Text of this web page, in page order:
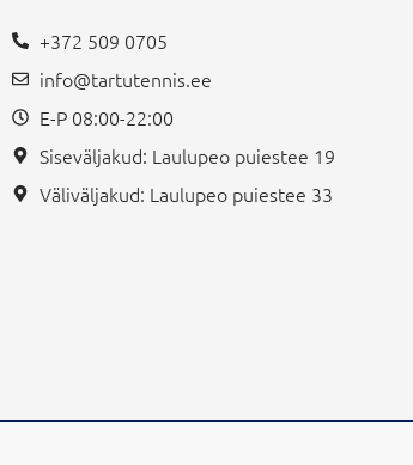
+372 509 0705
info@tartutennis.ee
E-P 08:00-22:00
Siseväljakud: Laulupeo puiestee 19
Väliväljakud: Laulupeo puiestee 33